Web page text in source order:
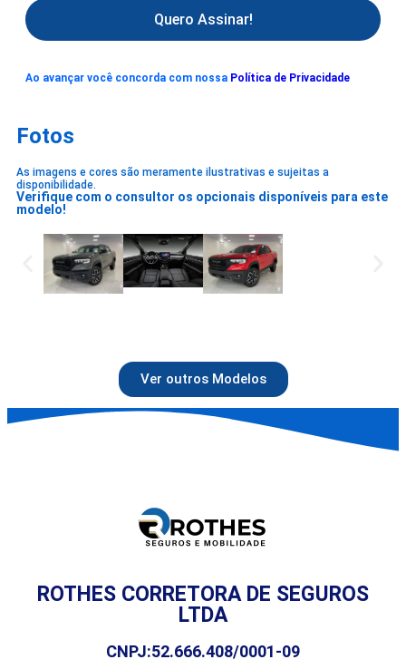
Quero Assinar!
Ao avançar você concorda com nossa Política de Privacidade
Fotos
As imagens e cores são meramente ilustrativas e sujeitas a
disponibilidade.
Verifique com o consultor os opcionais disponíveis para este
modelo!
Ver outros Modelos
ROTHES CORRETORA DE SEGUROS
LTDA
CNPJ:52.666.408/0001-09